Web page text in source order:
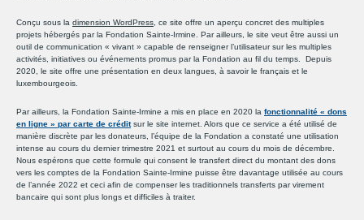
Conçu sous la dimension WordPress, ce site offre un aperçu concret des multiples
projets hébergés par la Fondation Sainte-Irmine. Par ailleurs, le site veut être aussi un
outil de communication « vivant » capable de renseigner l’utilisateur sur les multiples
activités, initiatives ou événements promus par la Fondation au fil du temps. Depuis
2020, le site offre une présentation en deux langues, à savoir le français et le
luxembourgeois.
Par ailleurs, la Fondation Sainte-Irmine a mis en place en 2020 la fonctionnalité « dons
en ligne » par carte de crédit sur le site internet. Alors que ce service a été utilisé de
manière discrète par les donateurs, l’équipe de la Fondation a constaté une utilisation
intense au cours du dernier trimestre 2021 et surtout au cours du mois de décembre.
Nous espérons que cette formule qui consent le transfert direct du montant des dons
vers les comptes de la Fondation Sainte-Irmine puisse être davantage utilisée au cours
de l’année 2022 et ceci afin de compenser les traditionnels transferts par virement
bancaire qui sont plus longs et difficiles à traiter.